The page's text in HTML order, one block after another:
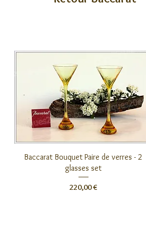
Aperçu rapide
Baccarat Bouquet Paire de verres - 2
glasses set
Prix
220,00 €